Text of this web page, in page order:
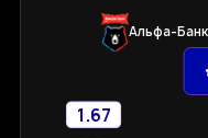
Альфа-
1.67